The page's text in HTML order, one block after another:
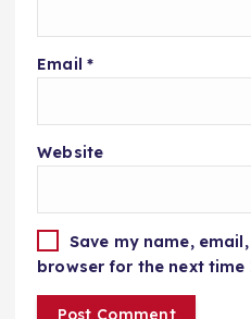
Email *
Website
Save my name,
browser for the next time